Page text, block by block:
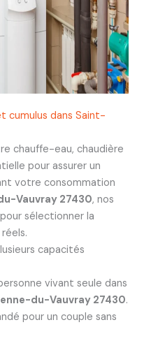
cumulus dans Saint-
chauffe-eau, chaudière
pour assurer un
votre consommation
Vauvray 27430, nos
sélectionner la
capacités
vivant seule dans
du-Vauvray 27430.
pour un couple sans